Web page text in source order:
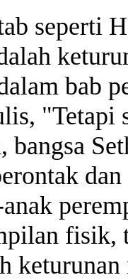
seperti
bab
"Tetapi
bangsa
fisik,
keturunan